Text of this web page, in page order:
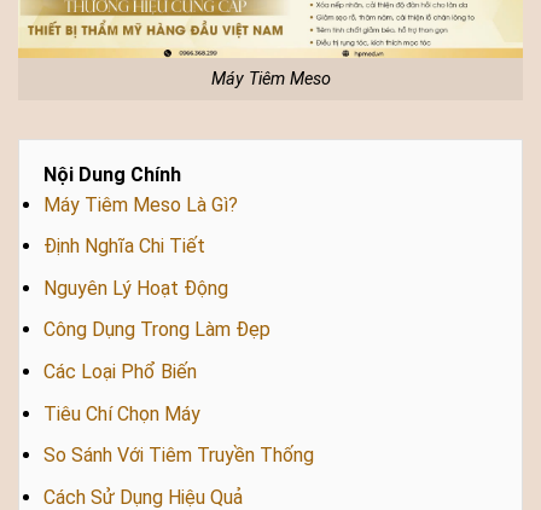
Máy Tiêm Meso
Nội Dung Chính
Máy Tiêm Meso Là Gì?
Định Nghĩa Chi Tiết
Nguyên Lý Hoạt Động
Công Dụng Trong Làm Đẹp
Các Loại Phổ Biến
Tiêu Chí Chọn Máy
So Sánh Với Tiêm Truyền Thống
Cách Sử Dụng Hiệu Quả